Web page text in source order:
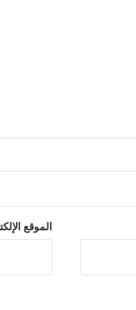
الموقع